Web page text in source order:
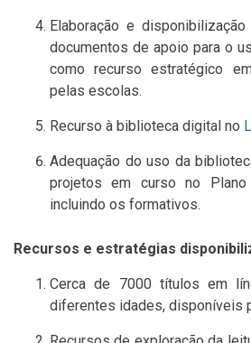
Elaboração e
documentos de apoio para o
como recurso estratégico
pelas escolas.
Recurso à biblioteca digital no
Adequação do uso da
projetos em curso no Plano
incluindo os formativos.
Recursos e estratégias
Cerca de 7000 títulos em
diferentes idades, disponíveis